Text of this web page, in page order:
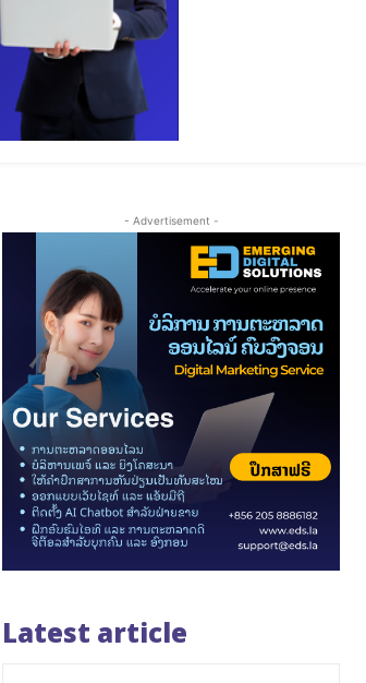
- Advertisement -
Latest article